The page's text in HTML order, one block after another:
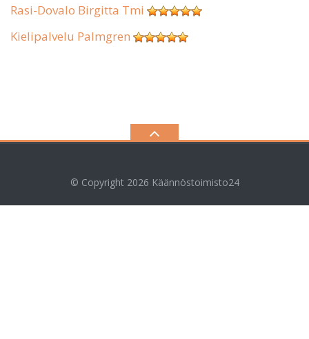
Rasi-Dovalo Birgitta Tmi
Kielipalvelu Palmgren
© Copyright 2026 Käännöstoimisto24